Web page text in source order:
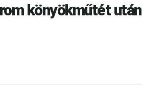
könyökműtét